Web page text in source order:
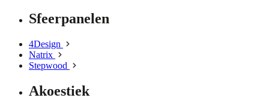
Sfeerpanelen
4Design
Natrix
Stepwood
Akoestiek